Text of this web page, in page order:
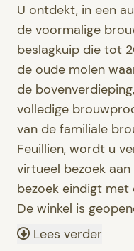
U ontdekt, in een
de voormalige
beslagkuip die tot
de oude molen
de
volledige
van de familiale
Feuillien, wordt u
virtueel bezoek
bezoek eindigt met
De winkel is
Lees verder